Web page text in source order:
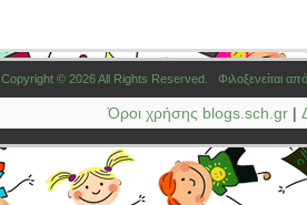
Copyright © 2026 All Rights Reserved. Φιλοξενείται
Όροι χρήσης blogs.sch.gr|